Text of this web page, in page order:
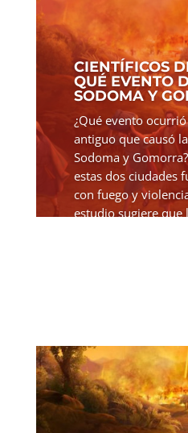
CIENTÍFICOS
QUÉ EVENTO
SODOMA Y
¿Qué evento
antiguo que causó
Sodoma y
estas dos ciudades
con fuego y
estudio sugiere que